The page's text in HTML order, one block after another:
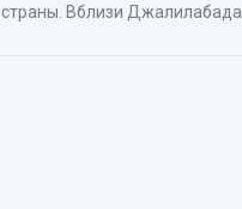
страны. Вблизи Джалилабада